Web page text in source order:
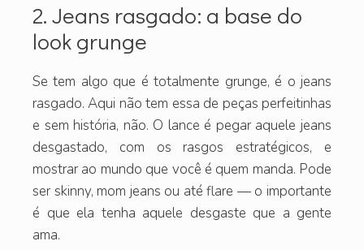
2. Jeans rasgado: a base do
look grunge
Se tem algo que é totalmente grunge, é o jeans
rasgado. Aqui não tem essa de peças perfeitinhas
e sem história, não. O lance é pegar aquele jeans
desgastado, com os rasgos estratégicos, e
mostrar ao mundo que você é quem manda. Pode
ser skinny, mom jeans ou até flare — o importante
é que ela tenha aquele desgaste que a gente
ama.